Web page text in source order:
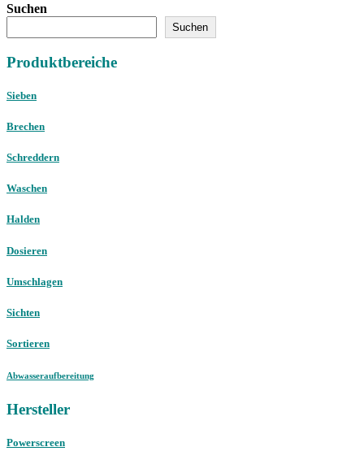
Suchen
Suchen
Produktbereiche
Sieben
Brechen
Schreddern
Waschen
Halden
Dosieren
Umschlagen
Sichten
Sortieren
Abwasseraufbereitung
Hersteller
Powerscreen